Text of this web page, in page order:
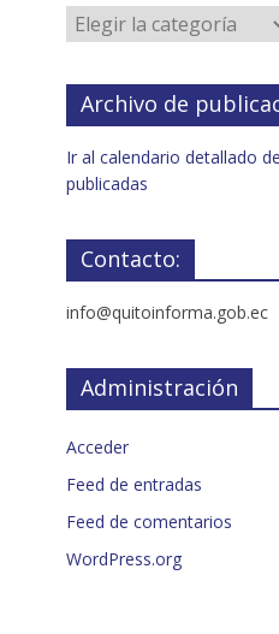
Archivo de
Ir al calendario detallado
publicadas
Contacto:
info@quitoinforma.gob.ec
Administración
Acceder
Feed de entradas
Feed de comentarios
WordPress.org